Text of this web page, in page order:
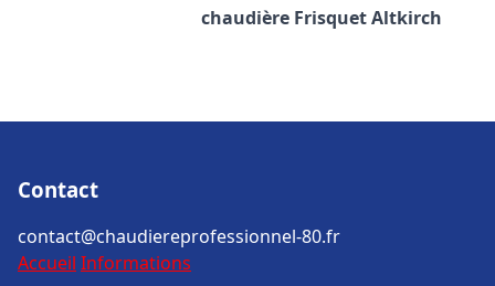
chaudière FrisquetAltkirch
Contact
contact@chaudiereprofessionnel-80.fr
Accueil Informations